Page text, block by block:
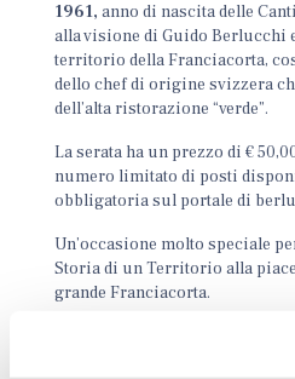
1961, anno di nascita delle
alla visione di Guido Berlucchi
territorio della Franciacorta,
dello chef di origine svizzera
dell’alta ristorazione “verde”.
La serata ha un prezzo di €
numero limitato di posti
obbligatoria sul portale di
Un’occasione molto speciale
Storia di un Territorio alla
grande Franciacorta.